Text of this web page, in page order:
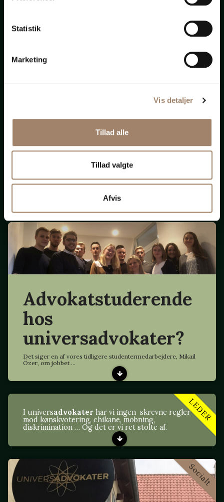
Statistik
Marketing
Vis detaljer
Tillad alle
Tillad valgte
Afvis
bistand
til
Nye krav om ligeløn
og
løngennemsigtighed
(Opdateret 131125)
Advokatstuderende
hos
universadvokater?
Det siger en af vores tidligere studentermedarbejdere, Mikail
Özer, om jobbet ...
LEDER
I universadvokaterhar vi ingen skrevne regler
mod kønskvotering, chikane, mobning,
diskrimination … Og det er vi ret stolte af.
Socialt